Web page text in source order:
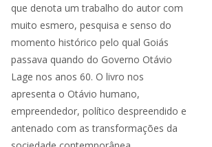
que denota um trabalho do autor com
muito esmero, pesquisa e senso do
momento histórico pelo qual Goiás
passava quando do Governo Otávio
Lage nos anos 60. O livro nos
apresenta o Otávio humano,
empreendedor, político despreendido e
antenado com as transformações da